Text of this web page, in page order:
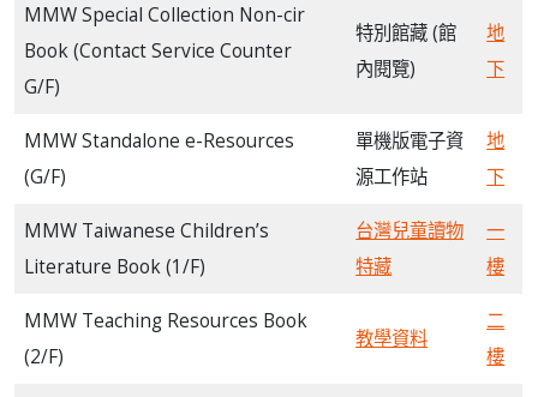
MMW Special Collection Non-cir
Book (Contact Service Counter
G/F)
特別館藏 (館
內閱覽)
地
下
MMW Standalone e-Resources
(G/F)
單機版電子資
源工作站
地
下
MMW Taiwanese Children’s
Literature Book (1/F)
台灣兒童讀物
特藏
一
樓
MMW Teaching Resources Book
(2/F)
教學資料
二
樓